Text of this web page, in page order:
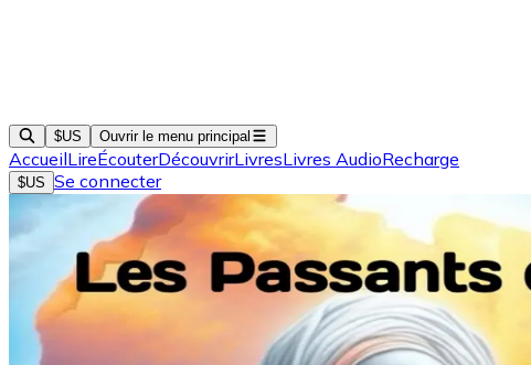
$US Ouvrir le menu principal
AccueilLireÉcouterDécouvrirLivresLivres AudioRecharge
$US Se connecter